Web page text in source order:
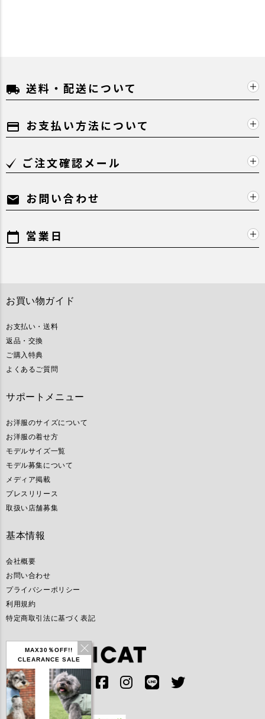
MAX30％OFF!!
CLEARANCE SALE
local_shipping 送料・配送について
payment お支払い方法について
ご注文確認メール
mail お問い合わせ
calendar_today 営業日
お買い物ガイド
お支払い・送料
返品・交換
ご購入特典
よくあるご質問
サポートメニュー
お洋服のサイズについて
お洋服の着せ方
モデルサイズ一覧
モデル募集について
メディア掲載
プレスリリース
取扱い店舗募集
基本情報
会社概要
お問い合わせ
プライバシーポリシー
利用規約
特定商取引法に基づく表記